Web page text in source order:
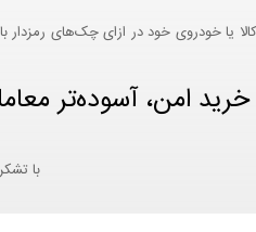
یا خودروی خود در ازای چک‌های رمزدار
امن، آسوده‌تر
با